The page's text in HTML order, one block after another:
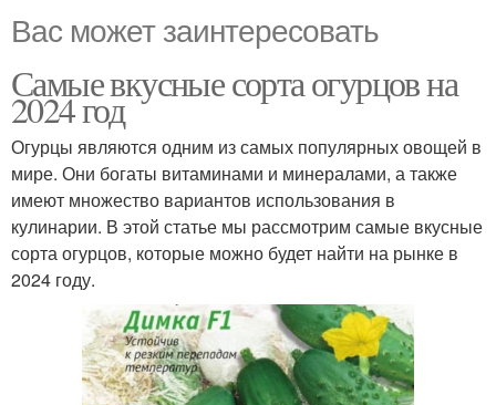
Вас может заинтересовать
Самые вкусные сорта огурцов на
2024 год
Огурцы являются одним из самых популярных овощей в
мире. Они богаты витаминами и минералами, а также
имеют множество вариантов использования в
кулинарии. В этой статье мы рассмотрим самые вкусные
сорта огурцов, которые можно будет найти на рынке в
2024 году.